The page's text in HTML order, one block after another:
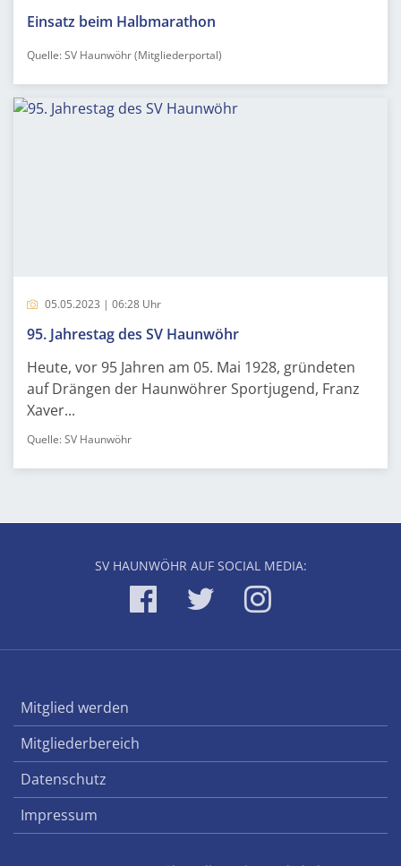
Einsatz beim Halbmarathon
Quelle: SV Haunwöhr (Mitgliederportal)
05.05.2023 | 06:28 Uhr
95. Jahrestag des SV Haunwöhr
Heute, vor 95 Jahren am 05. Mai 1928, gründeten
auf Drängen der Haunwöhrer Sportjugend, Franz
Xaver...
Quelle: SV Haunwöhr
SV HAUNWÖHR AUF SOCIAL MEDIA:
Mitglied werden
Mitgliederbereich
Datenschutz
Impressum